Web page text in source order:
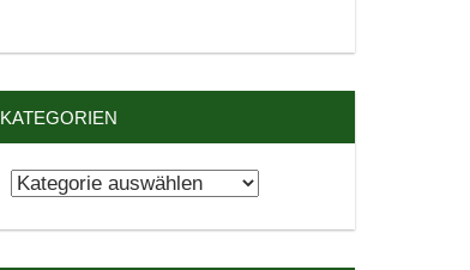
KATEGORIEN
Kategorien